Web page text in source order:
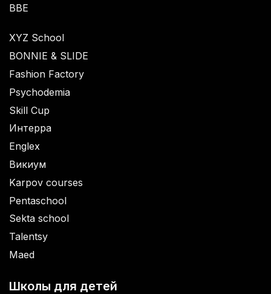
BBE
XYZ School
BONNIE & SLIDE
Fashion Factory
Psychodemia
Skill Cup
Интерра
Englex
Викиум
Karpov courses
Pentaschool
Sekta school
Talentsy
Maed
Школы для детей